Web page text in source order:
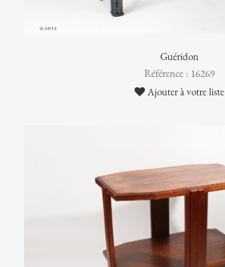
Guéridon
Référence : 16269
Ajouter à votre liste